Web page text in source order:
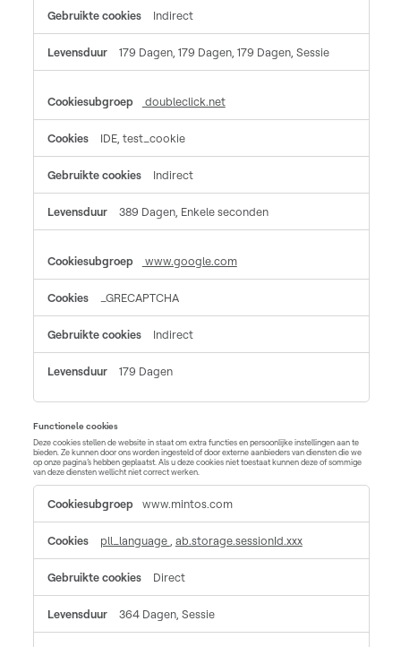
Indirect
179 Dagen, 179 Dagen, 179 Dagen, Sessie
doubleclick.net
IDE, test_cookie
Indirect
389 Dagen, Enkele seconden
www.google.com
_GRECAPTCHA
Indirect
179 Dagen
Functionele cookies
Deze cookies stellen de website in staat om extra functies en persoonlijke instellingen aan te
bieden. Ze kunnen door ons worden ingesteld of door externe aanbieders van diensten die we
op onze pagina’s hebben geplaatst. Als u deze cookies niet toestaat kunnen deze of sommige
van deze diensten wellicht niet correct werken.
Functionele
cookies
www.mintos.com
pll_language ab.storage.sessionId.xxx
Direct
364 Dagen, Sessie